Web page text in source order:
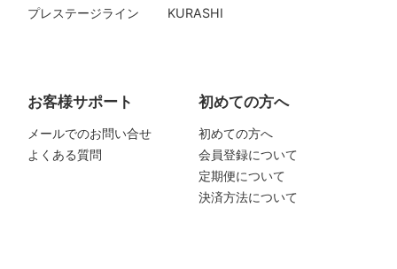
プレステージライン
KURASHI
お客様サポート
メールでのお問い合せ
よくある質問
初めての方へ
初めての方へ
会員登録について
定期便について
決済方法について